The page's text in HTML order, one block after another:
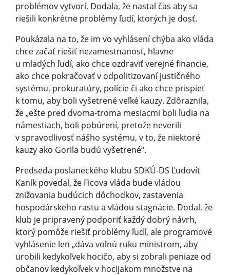
problémov vytvorí. Dodala, že nastal čas aby sa
riešili konkrétne problémy ľudí, ktorých je dosť.
Poukázala na to, že im vo vyhlásení chýba ako vláda
chce začať riešiť nezamestnanosť, hlavne
u mladých ľudí, ako chce ozdraviť verejné financie,
ako chce pokračovať v odpolitizovaní justičného
systému, prokuratúry, polície či ako chce prispieť
k tomu, aby boli vyšetrené veľké kauzy. Zdôraznila,
že „ešte pred dvoma-troma mesiacmi boli ľudia na
námestiach, boli pobúrení, pretože neverili
v spravodlivosť nášho systému, v to, že niektoré
kauzy ako Gorila budú vyšetrené“.
Predseda poslaneckého klubu SDKÚ-DS Ľudovít
Kaník povedal, že Ficova vláda bude vládou
znižovania budúcich dôchodkov, zastavenia
hospodárskeho rastu a vládou stagnácie. Dodal, že
klub je pripravený podporiť každý dobrý návrh,
ktorý pomôže riešiť problémy ľudí, ale programové
vyhlásenie len „dáva voľnú ruku ministrom, aby
urobili kedykoľvek hocičo, aby si zobrali peniaze od
občanov kedykoľvek v hocijakom množstve na